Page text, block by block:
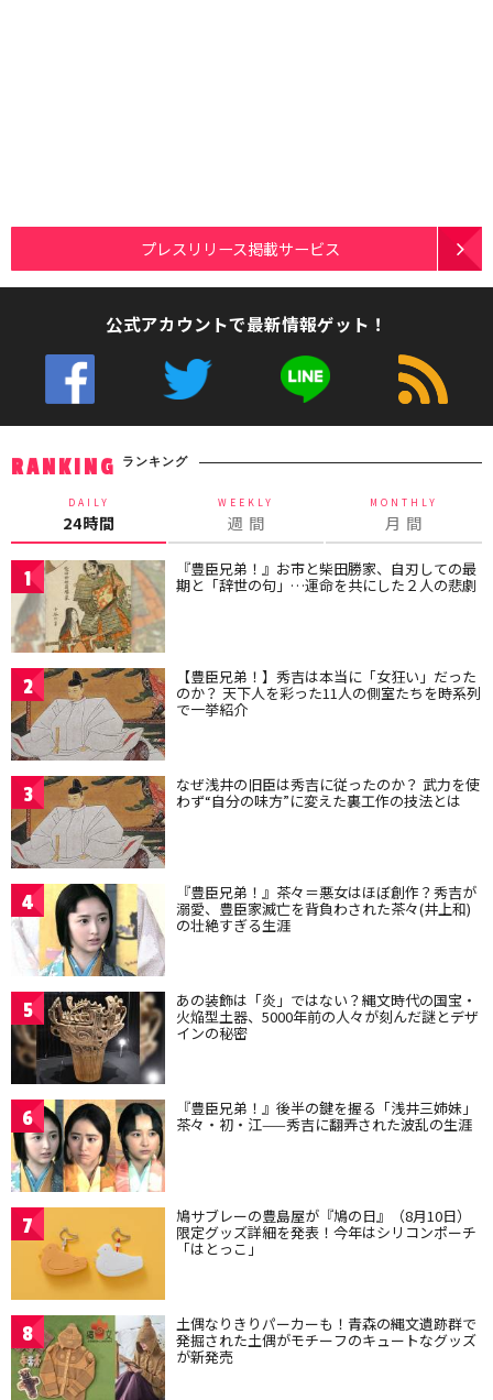
プレスリリース掲載サービス
公式アカウントで最新情報ゲット！
RANKING ランキング
DAILY
24時間
WEEKLY
週 間
MONTHLY
月 間
1 『豊臣兄弟！』お市と柴田勝家、自刃しての最
期と「辞世の句」…運命を共にした２人の悲劇
2 【豊臣兄弟！】秀吉は本当に「女狂い」だった
のか？ 天下人を彩った11人の側室たちを時系列
で一挙紹介
3 なぜ浅井の旧臣は秀吉に従ったのか？ 武力を使
わず“自分の味方”に変えた裏工作の技法とは
4 『豊臣兄弟！』茶々＝悪女はほぼ創作？秀吉が
溺愛、豊臣家滅亡を背負わされた茶々(井上和)
の壮絶すぎる生涯
5 あの装飾は「炎」ではない？縄文時代の国宝・
火焔型土器、5000年前の人々が刻んだ謎とデザ
インの秘密
6 『豊臣兄弟！』後半の鍵を握る「浅井三姉妹」
茶々・初・江——秀吉に翻弄された波乱の生涯
7 鳩サブレーの豊島屋が『鳩の日』（8月10日）
限定グッズ詳細を発表！今年はシリコンポーチ
「はとっこ」
8 土偶なりきりパーカーも！青森の縄文遺跡群で
発掘された土偶がモチーフのキュートなグッズ
が新発売